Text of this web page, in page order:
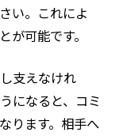
い。これによ
が可能です。
支えなけれ
になると、コミ
ります。相手へ